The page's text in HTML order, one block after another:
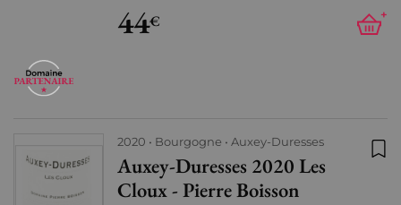
44€ +
2020 Bourgogne Auxey-Duresses
Auxey-Duresses 2020 Les
Cloux - Pierre Boisson